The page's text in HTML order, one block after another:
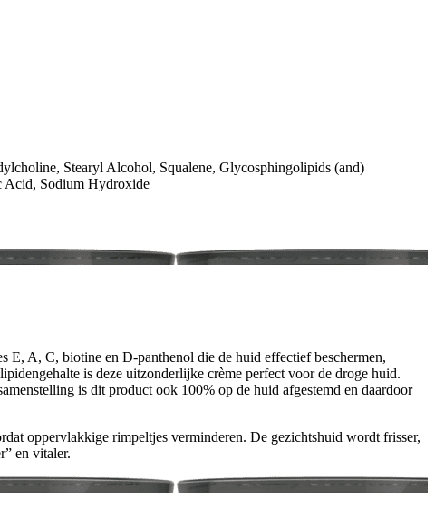
Stearyl Alcohol, Squalene, Glycosphingolipids (and)
Acid, Sodium Hydroxide
E, A, C, biotine en D-panthenol die de huid effectief beschermen,
is deze uitzonderlijke crème perfect voor de droge huid.
is dit product ook 100% op de huid afgestemd en daardoor
oppervlakkige rimpeltjes verminderen. De gezichtshuid wordt frisser,
en vitaler.